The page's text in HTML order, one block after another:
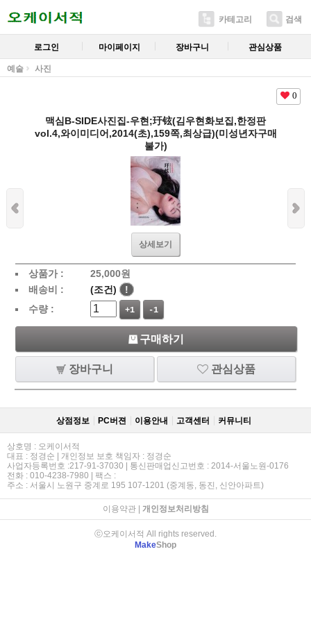
카테고리 검색
로그인 마이페이지 장바구니 관심상품
예술 사진
0
맥심B-SIDE사진집-우현;玗铉(김우현화보집,한정판
vol.4,와이미디어,2014(초),159쪽,최상급)(미성년자구매
불가)
상세보기
상품가 : 25,000원
배송비 :
(조건)
!
수량 :
+1 -1
구매하기
장바구니 관심상품
상점정보 PC버젼 이용안내 고객센터 커뮤니티
상호명 : 오케이서적
대표 : 정경순 | 개인정보 보호 책임자 : 정경순
사업자등록번호 :217-91-37030 | 통신판매업신고번호 : 2014-서울노원-0176
전화 : 010-4238-7980 | 팩스 :
주소 : 서울시 노원구 중계로 195 107-1201 (중계동, 동진, 신안아파트)
이용약관| 개인정보처리방침
ⓒ오케이서적 All rights reserved.
MakeShop